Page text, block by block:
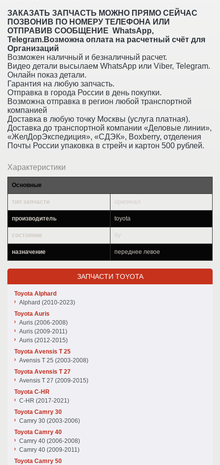
ЗАКАЗАТЬ ЗАПЧАСТЬ МОЖНО ПРЯМО СЕЙЧАС
ПОЗВОНИВ ПО НОМЕРУ ТЕЛЕФОНА ИЛИ
ОТПРАВИВ СООБЩЕНИЕ WhatsApp,
Telegram.Возможна оплата на расчетный счёт для
Организаций
Возможен наличный и безналичный расчет.
Видео детали высылаем WhatsApp или Viber, Telegram.
Онлайн показ детали.
Гарантия на любую запчасть.
Отправка в города России в день покупки.
Возможна отправка в регион любой транспортной
компанией
Доставка в любую точку Москвы (услуга платная).
Доставка до транспортной компании «Деловые линии»,
«ЖелДорЭкспедиция», «СДЭК», Boxberry, отделения
Почты России упаковка в стрейч и картон 500 рублей.
Характеристики
Основные
тип запчасти оригинал
производитель toyota
состояние бу
назначение переднее левое
ЗАПЧАСТИ TOYOTA
Toyota Alphard
Alphard (2010-2023)
Toyota Auris
Auris (2006-2008)
Auris (2009-2011)
Auris (2012-2015)
Toyota Avensis T 25
Avensis T 25 (2003-2008)
Toyota Avensis T 27
Avensis T 27 (2009-2015)
Toyota C-HR
C-HR (2017-2021)
Toyota Camry 30
Camry 30 (2003-2006)
Toyota Camry 40
Camry 40 (2006-2008)
Camry 40 (2009-2011)
Toyota Camry 50